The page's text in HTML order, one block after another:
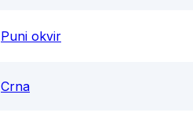
Puni okvir
Crna